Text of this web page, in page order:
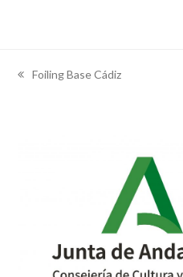
previous
Foiling Base Cádiz